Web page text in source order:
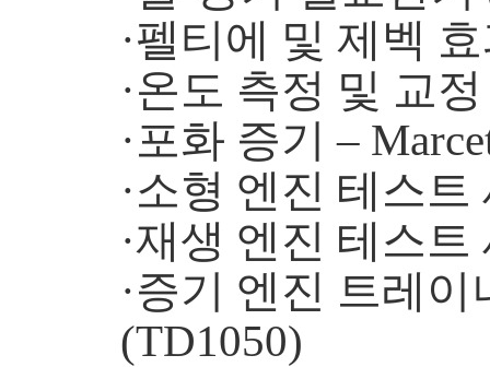
·펠티에 및 제벡
·온도 측정 및 교
·포화 증기 –
·소형 엔진 테스
·재생 엔진 테스
·증기 엔진 트레
(TD1050)